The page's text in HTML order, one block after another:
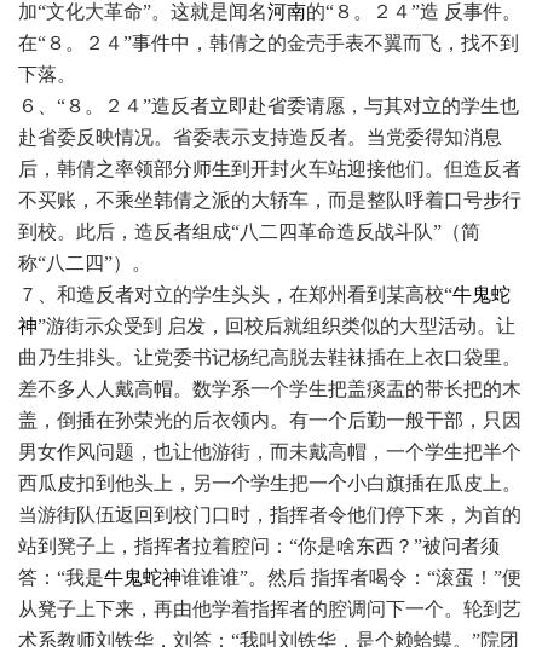
加“文化大革命”。这就是闻名河南的“８。２４”造 反事件。
在“８。２４”事件中，韩倩之的金壳手表不翼而飞，找不到
下落。
６、“８。２４”造反者立即赴省委请愿，与其对立的学生也
赴省委反映情况。省委表示支持造反者。当党委得知消息
后，韩倩之率领部分师生到开封火车站迎接他们。但造反者
不买账，不乘坐韩倩之派的大轿车，而是整队呼着口号步行
到校。此后，造反者组成“八二四革命造反战斗队”（简
称“八二四”）。
７、和造反者对立的学生头头，在郑州看到某高校“牛鬼蛇
神”游街示众受到 启发，回校后就组织类似的大型活动。让
曲乃生排头。让党委书记杨纪高脱去鞋袜插在上衣口袋里。
差不多人人戴高帽。数学系一个学生把盖痰盂的带长把的木
盖，倒插在孙荣光的后衣领内。有一个后勤一般干部，只因
男女作风问题，也让他游街，而未戴高帽，一个学生把半个
西瓜皮扣到他头上，另一个学生把一个小白旗插在瓜皮上。
当游街队伍返回到校门口时，指挥者令他们停下来，为首的
站到凳子上，指挥者拉着腔问：“你是啥东西？”被问者须
答：“我是牛鬼蛇神谁谁谁”。然后 指挥者喝令：“滚蛋！”便
从凳子上下来，再由他学着指挥者的腔调问下一个。轮到艺
术系教师刘铁华，刘答：“我叫刘铁华，是个赖蛤蟆。”院团